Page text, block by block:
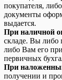
покупателя,
документы
выдается.
При наличной
складе. Вы либо
либо Вам его
первичных
При
получении и